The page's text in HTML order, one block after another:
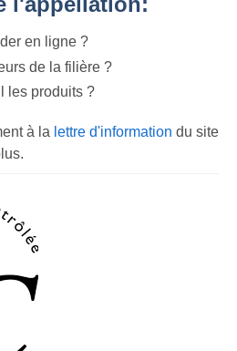
en ligne ?
de la filière ?
les produits ?
à la lettre d'information du site